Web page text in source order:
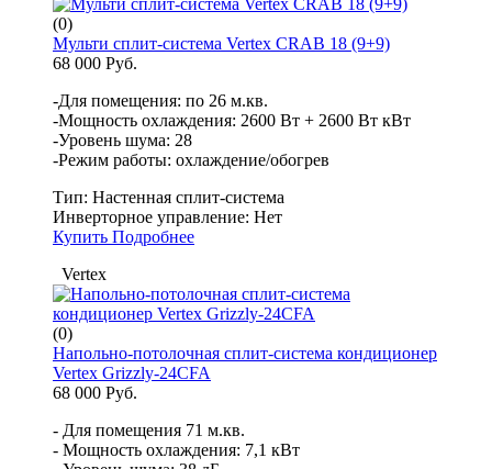
(0)
Мульти сплит-система Vertex CRAB 18 (9+9)
68 000 Руб.
-Для помещения: по 26 м.кв.
-Мощность охлаждения: 2600 Вт + 2600 Вт кВт
-Уровень шума: 28
-Режим работы: охлаждение/обогрев
Тип: Настенная сплит-система
Инверторное управление: Нет
Купить Подробнее
Vertex
(0)
Напольно-потолочная сплит-система кондиционер
Vertex Grizzly-24CFA
68 000 Руб.
- Для помещения 71 м.кв.
- Мощность охлаждения: 7,1 кВт